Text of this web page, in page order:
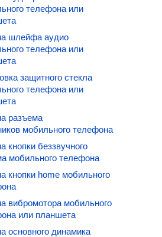
телефона или
шлейфа аудио
телефона или
защитного стекла
телефона или
разъема
мобильного телефона
кнопки беззвучного
мобильного телефона
кнопки home мобильного
вибромотора мобильного
или планшета
основного динамика